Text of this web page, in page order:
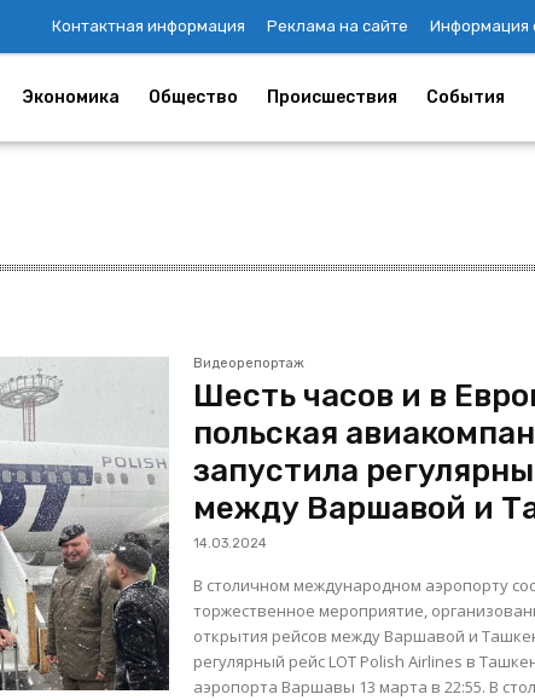
Контактная информация Реклама на сайте Информация
Экономика Общество Происшествия События
Видеорепортаж
Шесть часов и в
польская
запустила
между Варшавой и
14.03.2024
В столичном международном аэропорту
торжественное мероприятие,
открытия рейсов между Варшавой и Ташкентом.
регулярный рейс LOT Polish Airlines в
аэропорта Варшавы 13 марта в 22:55. В